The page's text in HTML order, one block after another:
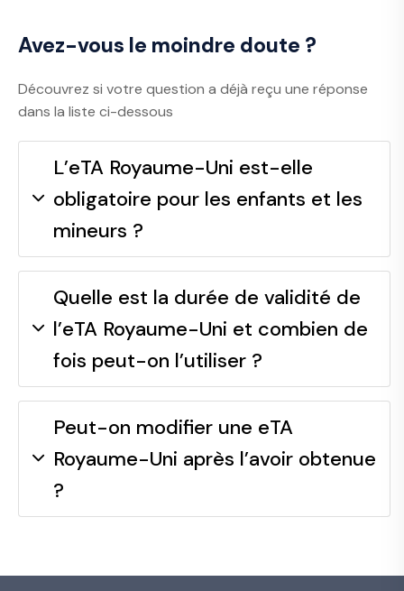
Avez-vous le moindre doute ?
Découvrez si votre question a déjà reçu une réponse
dans la liste ci-dessous
L’eTA Royaume-Uni est-elle
obligatoire pour les enfants et les
mineurs ?
Quelle est la durée de validité de
l’eTA Royaume-Uni et combien de
fois peut-on l’utiliser ?
Peut-on modifier une eTA
Royaume-Uni après l’avoir obtenue
?